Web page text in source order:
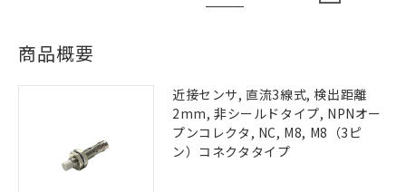
商品概要
近接センサ, 直流3線式, 検出距離
2mm, 非シールドタイプ, NPNオー
プンコレクタ, NC, M8, M8（3ピ
ン）コネクタタイプ